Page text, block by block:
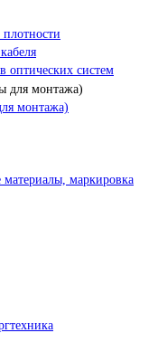
оптических систем
монтажа)
маркировка